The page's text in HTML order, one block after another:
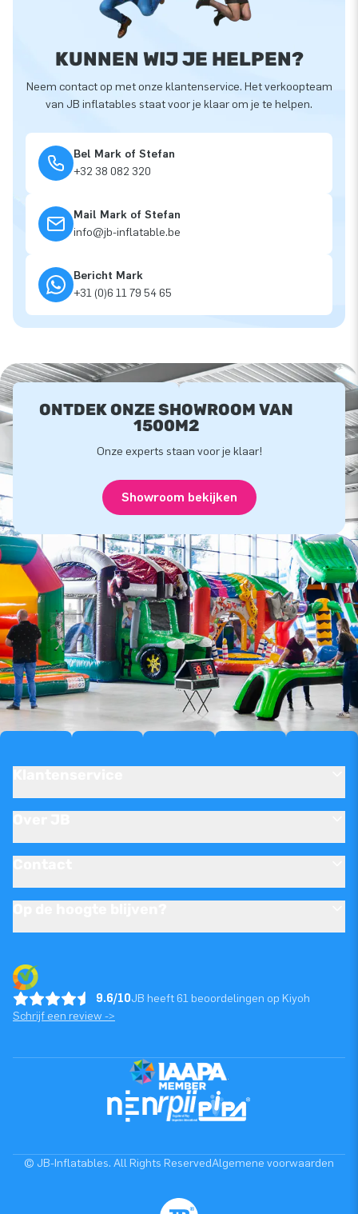
KUNNEN WIJ JE HELPEN?
Neem contact op met onze klantenservice. Het verkoopteam
van JB inflatables staat voor je klaar om je te helpen.
Bel Mark of Stefan
+32 38 082 320
Mail Mark of Stefan
info@jb-inflatable.be
Bericht Mark
+31 (0)6 11 79 54 65
ONTDEK ONZE SHOWROOM VAN
1500M2
Onze experts staan voor je klaar!
Showroom bekijken
9.6/10JB heeft 61 beoordelingen op Kiyoh
Schrijf een review ->
© JB-Inflatables. All Rights ReservedAlgemene voorwaarden